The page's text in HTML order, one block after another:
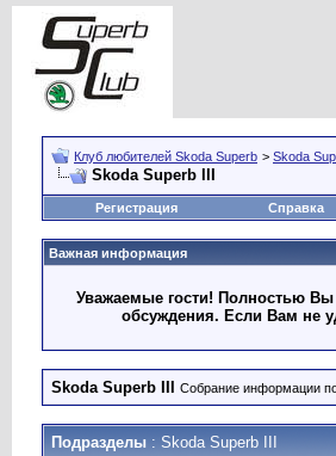
Клуб любителей Skoda Superb > Skoda
Skoda Superb III
Регистрация Справка
Важная информация
Уважаемые гости! Полностью Вы
обсуждения. Если Вам не
Skoda Superb III Собрание информации
Подразделы : Skoda Superb III